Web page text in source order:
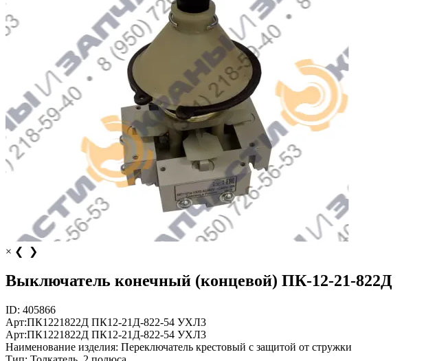
× ❮ ❯
Выключатель конечный (концевой) ПК-12-21-822Д
ID: 405866
Арт:ПК1221822Д ПК12-21Д-822-54 УХЛ3
Арт:ПК1221822Д ПК12-21Д-822-54 УХЛ3
Наименование изделия: Переключатель крестовый с защитой от стружки